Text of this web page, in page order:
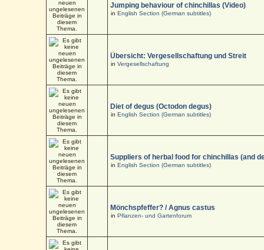
Jumping behaviour of chinchillas (Video)
inEnglish Section (German subtitles)
Übersicht: Vergesellschaftung und Streit
inVergesellschaftung
Diet of degus (Octodon degus)
inEnglish Section (German subtitles)
Suppliers of herbal food for chinchillas (and
inEnglish Section (German subtitles)
Mönchspfeffer? / Agnus castus
inPflanzen- und Gartenforum